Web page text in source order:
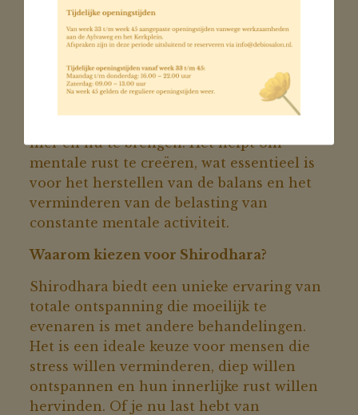
overactief raken. Dit leidt vaak tot angst,
slapeloosheid, hoofdpijn en andere
klachten.
Shirodhara is ontworpen om die
overactieve geest te kalmeren, door de
hier en nu te brengen. Het helpt om
mentale rust te creëren, wat essentieel is
voor het herstellen van de balans en het
verminderen van de belasting van
constante mentale activiteit.
Waarom kiezen voor Shirodhara?
Shirodhara biedt een unieke ervaring van
totale ontspanning die moeilijk te
evenaren is met andere behandelingen.
Het is een ideale keuze voor mensen die
stress willen verminderen, diep willen
ontspannen en hun innerlijke rust willen
hervinden. Of je nu last hebt van